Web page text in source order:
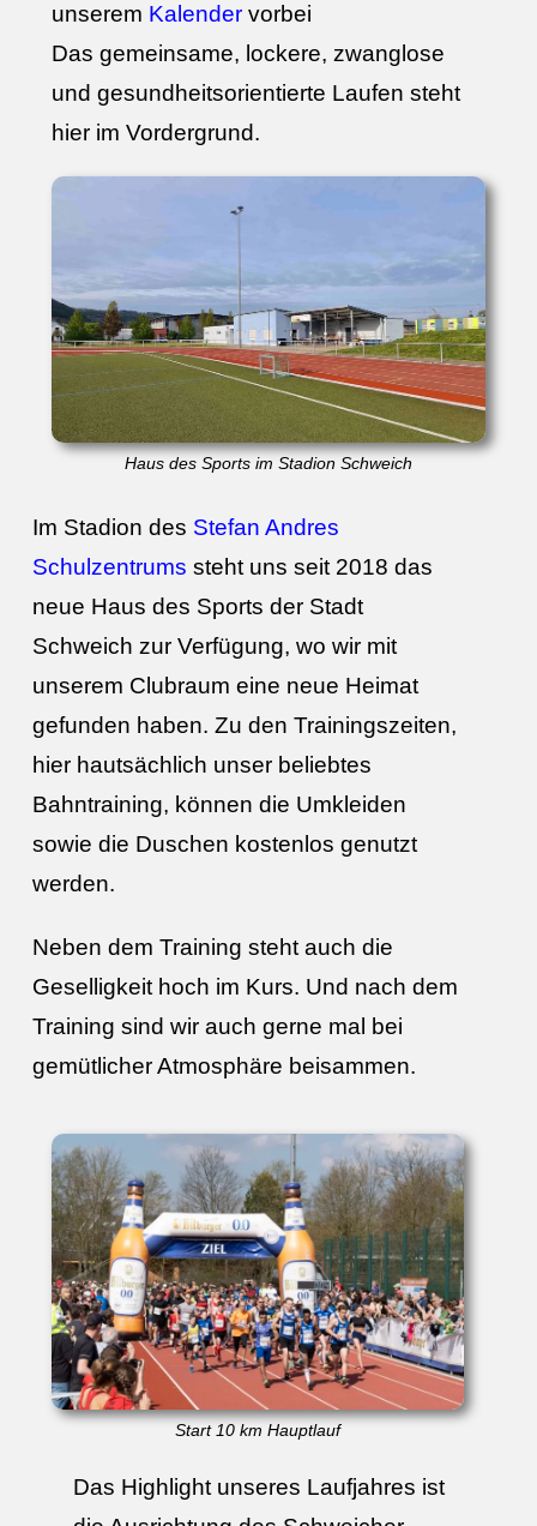
unserem Kalender vorbei
Das gemeinsame, lockere, zwanglose
und gesundheitsorientierte Laufen steht
hier im Vordergrund.
Im Stadion des Stefan Andres
Schulzentrums steht uns seit 2018 das
neue Haus des Sports der Stadt
Schweich zur Verfügung, wo wir mit
unserem Clubraum eine neue Heimat
gefunden haben. Zu den Trainingszeiten,
hier hautsächlich unser beliebtes
Bahntraining, können die Umkleiden
sowie die Duschen kostenlos genutzt
werden.
Neben dem Training steht auch die
Geselligkeit hoch im Kurs. Und nach dem
Training sind wir auch gerne mal bei
gemütlicher Atmosphäre beisammen.
Haus des Sports im Stadion Schweich
Start 10 km Hauptlauf
Das Highlight unseres Laufjahres ist